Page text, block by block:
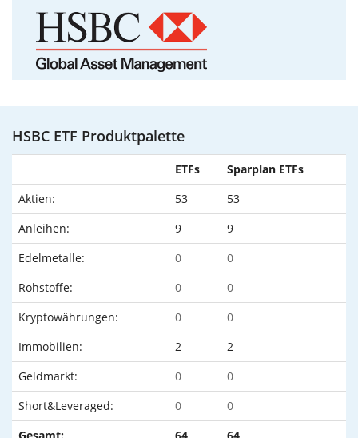
HSBC ETF Produktpalette
ETFs
Sparplan ETFs
Aktien:
53
53
Anleihen:
9
9
Edelmetalle:
0
0
Rohstoffe:
0
0
Kryptowährungen:
0
0
Immobilien:
2
2
Geldmarkt:
0
0
Short&Leveraged:
0
0
Gesamt:
64 64